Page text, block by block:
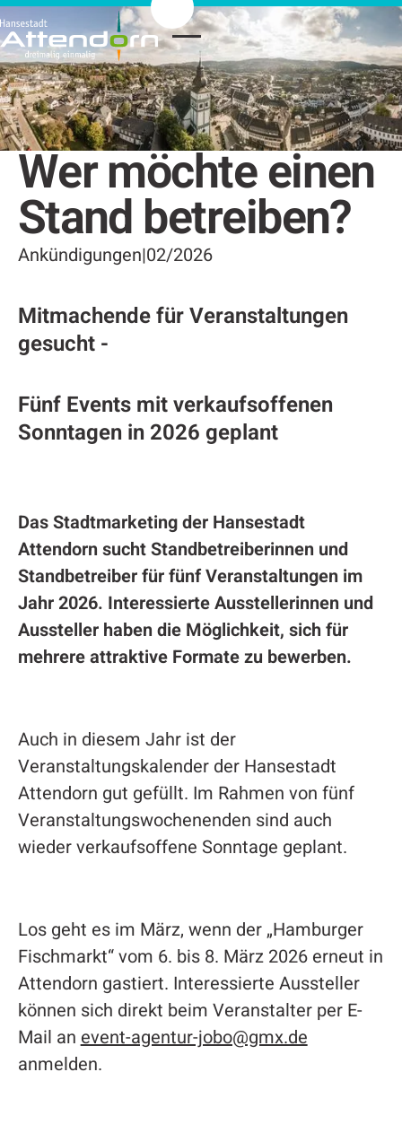
Wer möchte einen
Stand betreiben?
Ankündigungen|02/2026
Mitmachende für Veranstaltungen
gesucht -
Fünf Events mit verkaufsoffenen
Sonntagen in 2026 geplant
Das Stadtmarketing der Hansestadt
Attendorn sucht Standbetreiberinnen und
Standbetreiber für fünf Veranstaltungen im
Jahr 2026. Interessierte Ausstellerinnen und
Aussteller haben die Möglichkeit, sich für
mehrere attraktive Formate zu bewerben.
Auch in diesem Jahr ist der
Veranstaltungskalender der Hansestadt
Attendorn gut gefüllt. Im Rahmen von fünf
Veranstaltungswochenenden sind auch
wieder verkaufsoffene Sonntage geplant.
Los geht es im März, wenn der „Hamburger
Fischmarkt“ vom 6. bis 8. März 2026 erneut in
Attendorn gastiert. Interessierte Aussteller
können sich direkt beim Veranstalter per E-
Mail anevent-agentur-jobo@gmx.de
anmelden.